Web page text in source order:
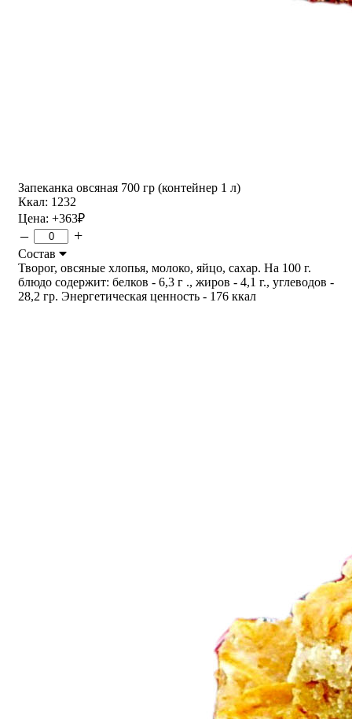
Запеканка овсяная 700 гр (контейнер 1 л)
Ккал: 1232
Цена: +363₽
– +
Состав
Творог, овсяные хлопья, молоко, яйцо, сахар. На 100 г.
блюдо содержит: белков - 6,3 г ., жиров - 4,1 г., углеводов -
28,2 гр. Энергетическая ценность - 176 ккал